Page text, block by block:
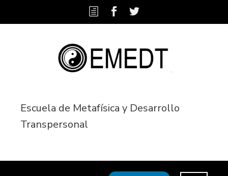
Escuela de Metafísica y Desarrollo
Transpersonal